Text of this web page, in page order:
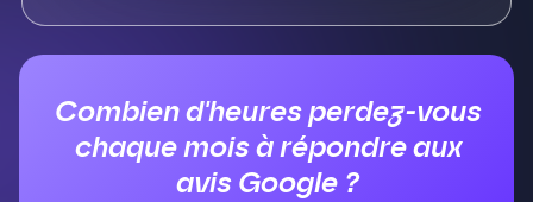
Combien d'heures perdez-vous
chaque mois à répondre aux
avis Google ?